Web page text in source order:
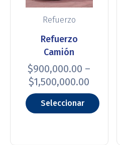
Refuerzo
Refuerzo
Camión
$900,000.00 –
$1,500,000.00
Seleccionar